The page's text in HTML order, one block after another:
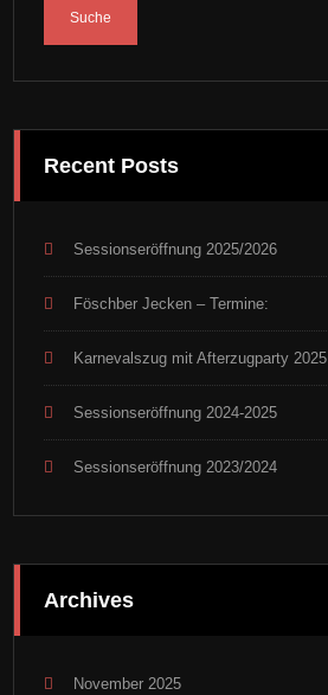
Recent Posts
Sessionseröffnung 2025/2026
Föschber Jecken – Termine:
Karnevalszug mit Afterzugparty 2025
Sessionseröffnung 2024-2025
Sessionseröffnung 2023/2024
Archives
November 2025